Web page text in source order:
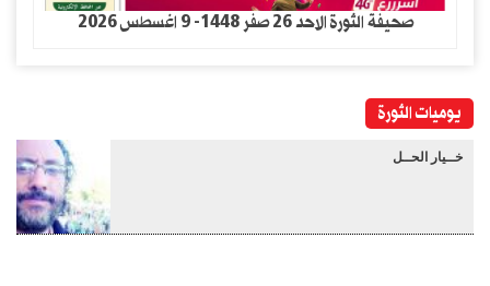
صحيفة الثورة الاحد 26 صفر 1448- 9 اغسطس 2026
يوميات الثورة
خــيار الحــل